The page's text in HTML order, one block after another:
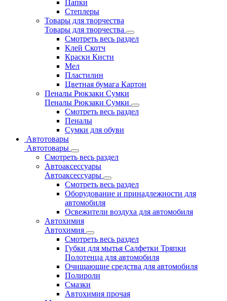
Папки
Степлеры
Товары для творчества
Товары для творчества
Смотреть весь раздел
Клей Скотч
Краски Кисти
Мел
Пластилин
Цветная бумага Картон
Пеналы Рюкзаки Сумки
Пеналы Рюкзаки Сумки
Смотреть весь раздел
Пеналы
Сумки для обуви
Автотовары
Автотовары
Смотреть весь раздел
Автоаксессуары
Автоаксессуары
Смотреть весь раздел
Оборудование и принадлежности для
автомобиля
Освежители воздуха для автомобиля
Автохимия
Автохимия
Смотреть весь раздел
Губки для мытья Салфетки Тряпки
Полотенца для автомобиля
Очищающие средства для автомобиля
Полироли
Смазки
Автохимия прочая